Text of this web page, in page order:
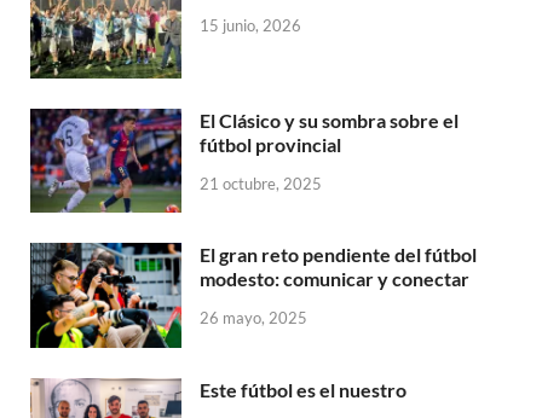
15 junio, 2026
El Clásico y su sombra sobre el
fútbol provincial
21 octubre, 2025
El gran reto pendiente del fútbol
modesto: comunicar y conectar
26 mayo, 2025
Este fútbol es el nuestro